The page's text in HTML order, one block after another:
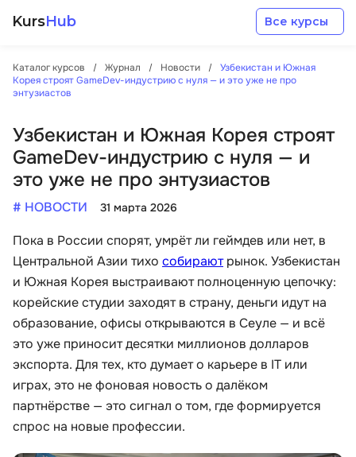
KursHub Все курсы
Каталог курсов Журнал Новости
Узбекистан и Южная
Корея строят GameDev-индустрию с нуля — и это уже не про
энтузиастов
Узбекистан и Южная Корея строят
GameDev-индустрию с нуля — и
это уже не про энтузиастов
# НОВОСТИ 31 марта 2026
Пока в России спорят, умрёт ли геймдев или нет, в
Центральной Азии тихо собираютрынок. Узбекистан
и Южная Корея выстраивают полноценную цепочку:
корейские студии заходят в страну, деньги идут на
образование, офисы открываются в Сеуле — и всё
это уже приносит десятки миллионов долларов
экспорта. Для тех, кто думает о карьере в IT или
играх, это не фоновая новость о далёком
партнёрстве — это сигнал о том, где формируется
спрос на новые профессии.
Разработка
Маркетинг
Дизайн
Аналитика
Менеджмент
Иностранные языки